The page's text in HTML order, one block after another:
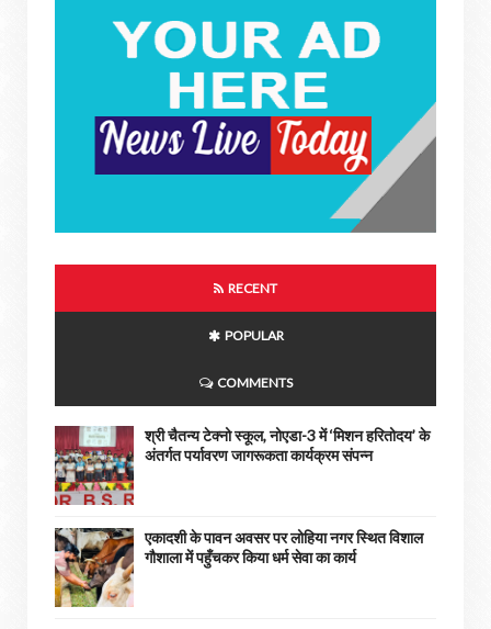
RECENT
POPULAR
COMMENTS
श्री चैतन्य टेक्नो स्कूल, नोएडा-3 में ‘मिशन हरितोदय’ के
अंतर्गत पर्यावरण जागरूकता कार्यक्रम संपन्न
एकादशी के पावन अवसर पर लोहिया नगर स्थित विशाल
गौशाला में पहुँचकर किया धर्म सेवा का कार्य